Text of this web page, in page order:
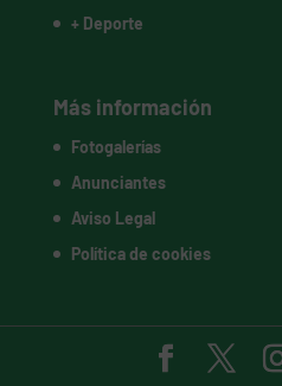
+ Deporte
Más información
Fotogalerías
Anunciantes
Aviso Legal
Política de cookies